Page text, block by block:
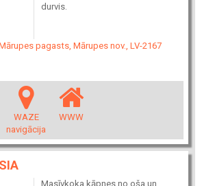
durvis.
pagasts, Mārupes nov., LV-2167
WAZE
navigācija
WWW
Masīvkoka kāpnes no oša un